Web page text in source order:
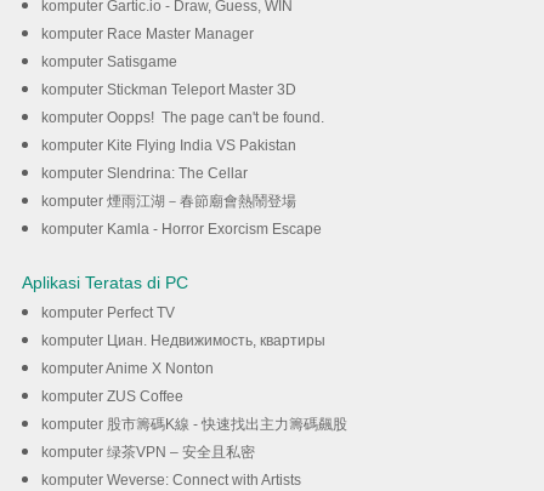
komputer Gartic.io - Draw, Guess, WIN
komputer Race Master Manager
komputer Satisgame
komputer Stickman Teleport Master 3D
komputer Oopps! The page can't be found.
komputer Kite Flying India VS Pakistan
komputer Slendrina: The Cellar
komputer 煙雨江湖－春節廟會熱鬧登場
komputer Kamla - Horror Exorcism Escape
Aplikasi Teratas di PC
komputer Perfect TV
komputer Циан. Недвижимость, квартиры
komputer Anime X Nonton
komputer ZUS Coffee
komputer 股市籌碼K線 - 快速找出主力籌碼飆股
komputer 绿茶VPN – 安全且私密
komputer Weverse: Connect with Artists